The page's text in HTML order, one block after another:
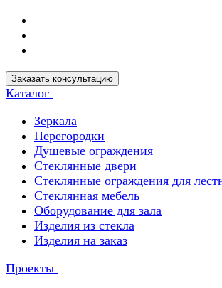
Заказать консультацию
Каталог
Зеркала
Перегородки
Душевые ограждения
Стеклянные двери
Стеклянные ограждения для
Стеклянная мебель
Оборудование для зала
Изделия из стекла
Изделия на заказ
Проекты